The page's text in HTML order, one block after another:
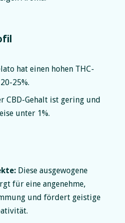
hat einen hohen THC-
25%.
CBD-Gehalt ist gering und
unter 1%.
Diese ausgewogene
für eine angenehme,
und fördert geistige